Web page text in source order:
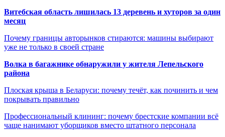
Витебская область лишилась 13 деревень и хуторов за один
месяц
Почему границы авторынков стираются: машины выбирают
уже не только в своей стране
Волка в багажнике обнаружили у жителя Лепельского
района
Плоская крыша в Беларуси: почему течёт, как починить и чем
покрывать правильно
Профессиональный клининг: почему брестские компании всё
чаще нанимают уборщиков вместо штатного персонала